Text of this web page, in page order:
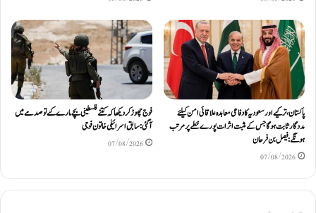
پاکستان، ترکیے اور سعودیہ کا دفاعی معاہدہ علاقائی امن کیلئے
مددگار ثابت ہوگا جس کے مثبت اثرات پورے خطے پر مرتب
ہونگے: فیصل بن فرحان
07/08/2026
فوج چھوڑ کر دیکھا کہ کتنے فلسطینی بچے مارے گئے تو صدمے میں
آگئی: سابق اسرائیلی خاتون فوجی
07/08/2026